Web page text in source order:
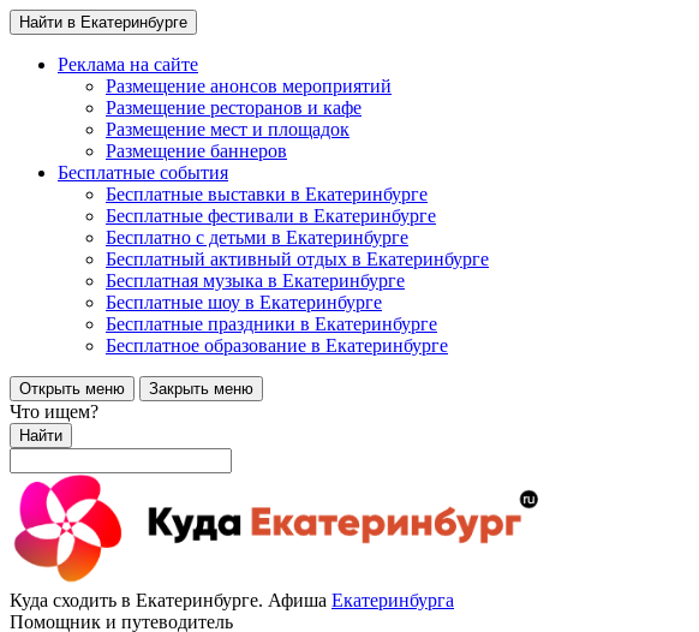
Найти в Екатеринбурге
Реклама на сайте
Размещение анонсов мероприятий
Размещение ресторанов и кафе
Размещение мест и площадок
Размещение баннеров
Бесплатные события
Бесплатные выставки в Екатеринбурге
Бесплатные фестивали в Екатеринбурге
Бесплатно с детьми в Екатеринбурге
Бесплатный активный отдых в Екатеринбурге
Бесплатная музыка в Екатеринбурге
Бесплатные шоу в Екатеринбурге
Бесплатные праздники в Екатеринбурге
Бесплатное образование в Екатеринбурге
Открыть меню Закрыть меню
Что ищем?
Найти
Куда сходить в Екатеринбурге. Афиша Екатеринбурга
Помощник и путеводитель